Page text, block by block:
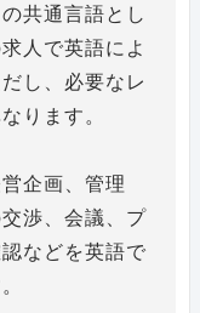
共通言語とし
人で英語によ
し、必要なレ
ります。
企画、管理
渉、会議、プ
などを英語で